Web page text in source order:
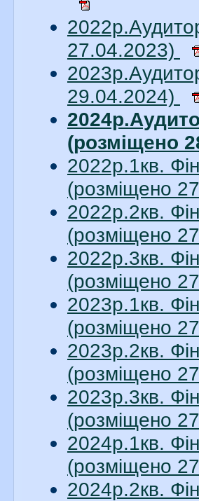
27.04.2023)
29.04.2024)
(розміщено
2022р.1кв.
(розміщено
2022р.2кв.
(розміщено
2022р.3кв.
(розміщено
2023р.1кв.
(розміщено
2023р.2кв.
(розміщено
2023р.3кв.
(розміщено
2024р.1кв.
(розміщено
2024р.2кв.